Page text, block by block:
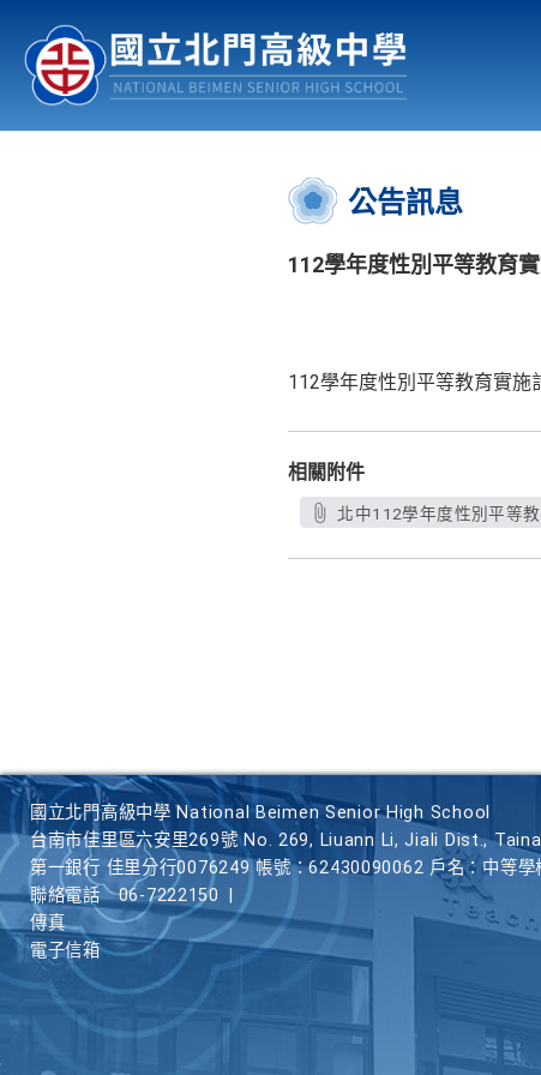
認識北中 行事曆
:::
公告訊息
112學年度性別平等教育
112學年度性別平等教育實施
相關附件
北中112學年度性別平等
國立北門高級中學 National Beimen Senior High School
台南市佳里區六安里269號 No. 269, Liuann Li, Jiali Dist.,
第一銀行 佳里分行0076249 帳號：62430090062 戶名：中等
聯絡電話
06-7222150
傳真
電子信箱